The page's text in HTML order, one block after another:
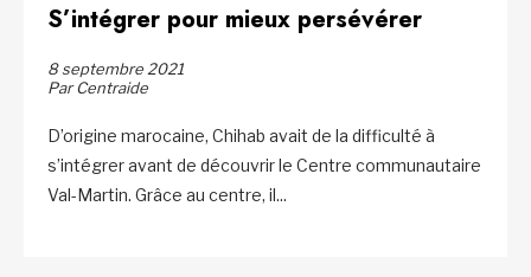
S’intégrer pour mieux persévérer
8 septembre 2021
Par Centraide
D’origine marocaine, Chihab avait de la difficulté à
s’intégrer avant de découvrir le Centre communautaire
Val-Martin. Grâce au centre, il...